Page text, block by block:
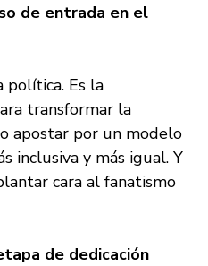
de entrada en el
política. Es la
transformar la
apostar por un modelo
inclusiva y más igual. Y
cara al fanatismo
de dedicación